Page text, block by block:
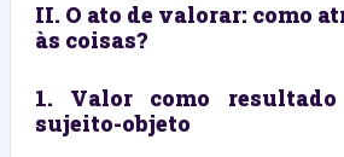
II. O ato de valorar: como
às coisas?
1. Valor como
sujeito-objeto